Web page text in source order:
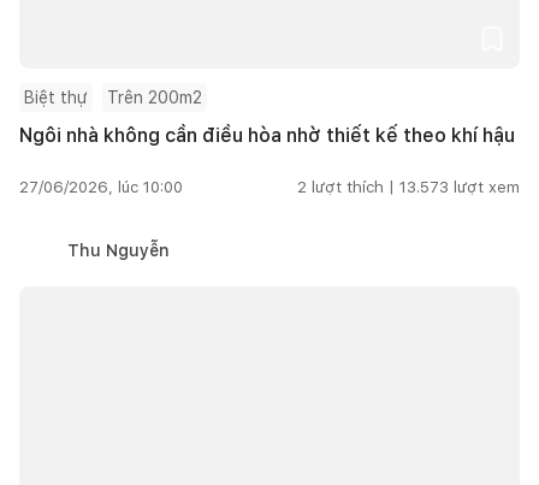
Biệt thự Trên 200m2
Ngôi nhà không cần điều hòa nhờ thiết kế theo khí hậu
27/06/2026, lúc 10:00 2 lượt thích | 13.573 lượt xem
Thu Nguyễn